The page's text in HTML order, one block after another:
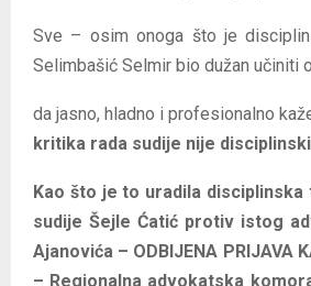
Sve – osim onoga što je
Selimbašić Selmir bio dužan učiniti
da jasno, hladno i profesionalno
kritika rada sudije nije
Kao što je to uradila
sudije Šejle Ćatić protiv istog
Ajanovića – ODBIJENA PRIJAVA
– Regionalna advokatska